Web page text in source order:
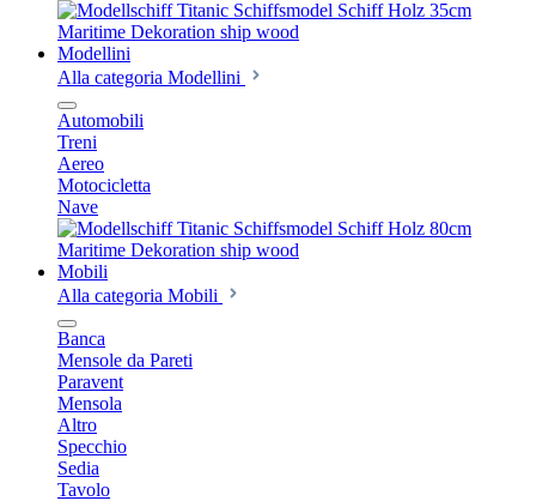
Modellini
Alla categoria Modellini
Automobili
Treni
Aereo
Motocicletta
Nave
Mobili
Alla categoria Mobili
Banca
Mensole da Pareti
Paravent
Mensola
Altro
Specchio
Sedia
Tavolo